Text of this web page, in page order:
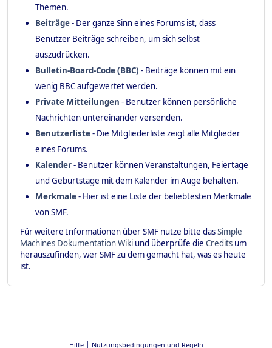
Themen.
Beiträge- Der ganze Sinn eines Forums ist, dass
Benutzer Beiträge schreiben, um sich selbst
auszudrücken.
Bulletin-Board-Code (BBC) - Beiträge können mit ein
wenig BBC aufgewertet werden.
Private Mitteilungen - Benutzer können persönliche
Nachrichten untereinander versenden.
Benutzerliste- Die Mitgliederliste zeigt alle Mitglieder
eines Forums.
Kalender- Benutzer können Veranstaltungen, Feiertage
und Geburtstage mit dem Kalender im Auge behalten.
Merkmale- Hier ist eine Liste der beliebtesten Merkmale
von SMF.
Für weitere Informationen über SMF nutze bitte dasSimple
Machines Dokumentation Wiki und überprüfe die Credits um
herauszufinden, wer SMF zu dem gemacht hat, was es heute
ist.
Hilfe| Nutzungsbedingungen und Regeln